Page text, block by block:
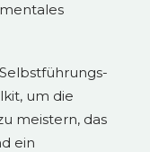
um die
meistern, das
ein